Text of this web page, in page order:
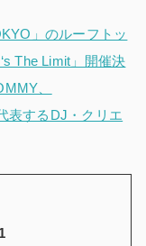
」のルーフトッ
The Limit」開催決
、
表するDJ・クリエ